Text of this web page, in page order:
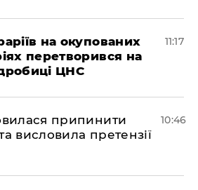
на окупованих
перетворився на
ЦНС
11:17
припинити
висловила претензії
10:46